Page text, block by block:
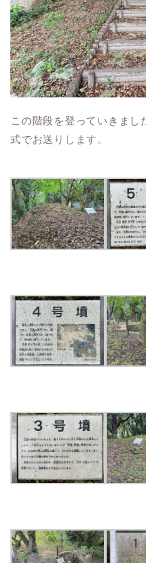
この階段を登っていきまし
式でお送りします。